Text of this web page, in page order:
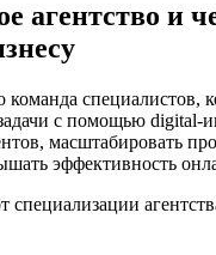
агентство и
специалистов,
с помощью digital-
масштабировать
эффективность
специализации